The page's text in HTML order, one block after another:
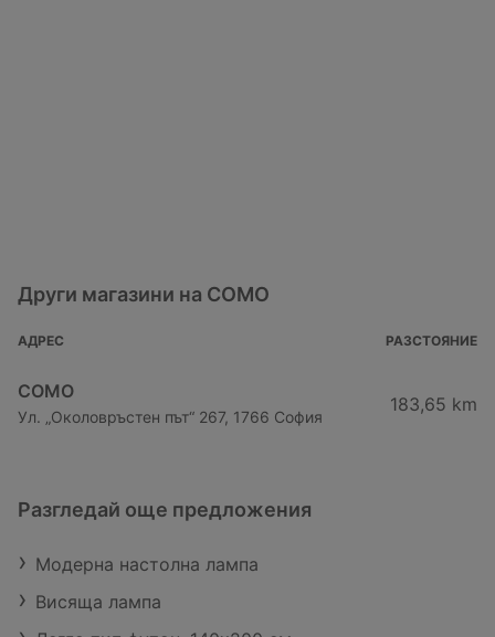
Други магазини на COMO
АДРЕС РАЗСТОЯНИЕ
COMO
Ул. „Околовръстен път“ 267, 1766 София
183,65 km
Разгледай още предложения
Модерна настолна лампа
Висяща лампа